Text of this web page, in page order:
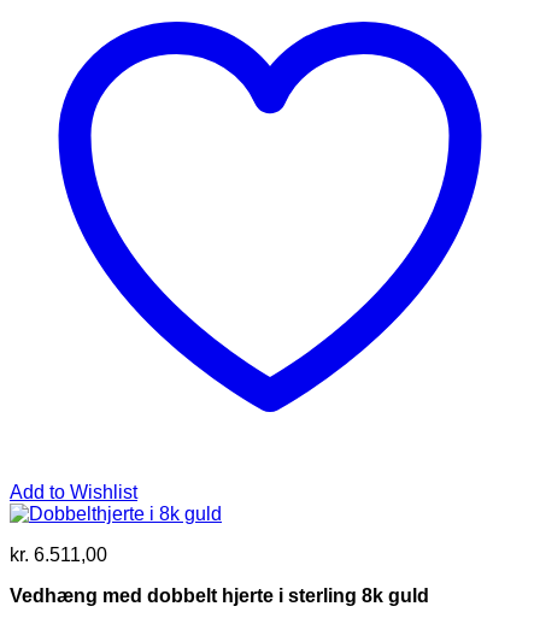
Add to Wishlist
kr. 6.511,00
Vedhæng med dobbelt hjerte i sterling 8k guld